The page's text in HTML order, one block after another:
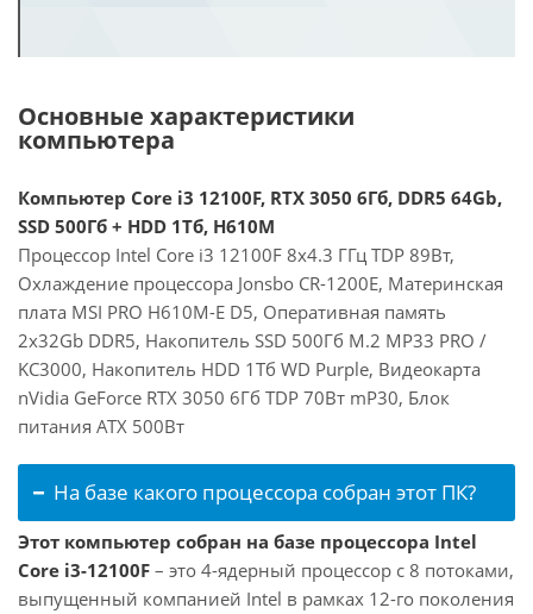
Основные характеристики
компьютера
Компьютер Core i3 12100F, RTX 3050 6Гб, DDR5 64Gb,
SSD 500Гб + HDD 1Тб, H610M
Процессор Intel Core i3 12100F 8x4.3 ГГц TDP 89Вт,
Охлаждение процессора Jonsbo CR-1200E, Материнская
плата MSI PRO H610M-E D5, Оперативная память
2x32Gb DDR5, Накопитель SSD 500Гб M.2 MP33 PRO /
KC3000, Накопитель HDD 1Тб WD Purple, Видеокарта
nVidia GeForce RTX 3050 6Гб TDP 70Вт mP30, Блок
питания ATX 500Вт
На базе какого процессора собран этот ПК?
Этот компьютер собран на базе процессора Intel
Core i3-12100F – это 4-ядерный процессор с 8 потоками,
выпущенный компанией Intel в рамках 12-го поколения